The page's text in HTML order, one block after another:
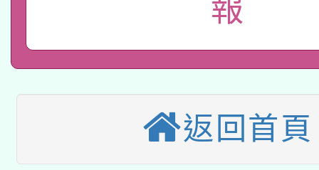
菸害防制實體解謎活動
轉知教育部國民及學前
國立臺灣師範大學辦理
年度健康促進學校輔導
業成長研習」實施計畫
函轉國家教育研究院中
原住民族教育政策研討
族教育國際趨勢與發展
轉知教育部國民及學前
新北市政府教育局辦
函轉國立臺灣師範大學
報
返回首頁